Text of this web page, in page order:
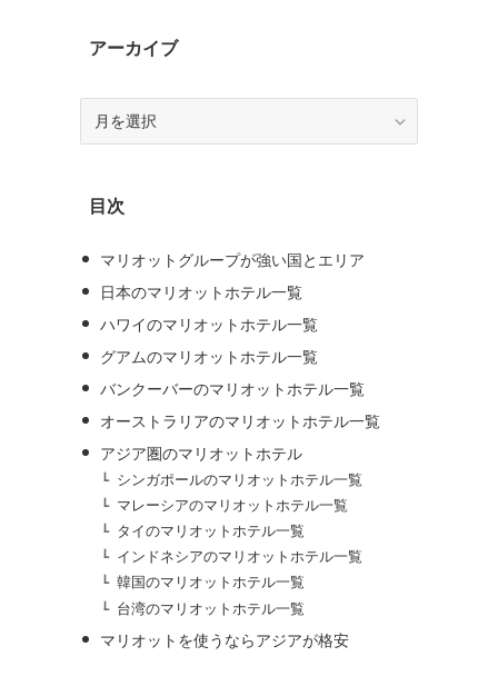
アーカイブ
ブ目次
マリオットグループが強い国とエリア
日本のマリオットホテル一覧
ハワイのマリオットホテル一覧
グアムのマリオットホテル一覧
バンクーバーのマリオットホテル一覧
オーストラリアのマリオットホテル一覧
アジア圏のマリオットホテル
シンガポールのマリオットホテル一覧
マレーシアのマリオットホテル一覧
タイのマリオットホテル一覧
インドネシアのマリオットホテル一覧
韓国のマリオットホテル一覧
台湾のマリオットホテル一覧
マリオットを使うならアジアが格安